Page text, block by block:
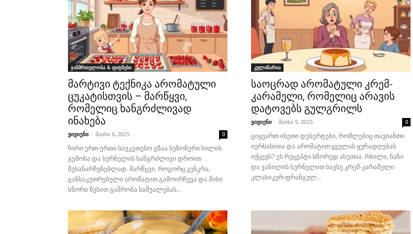
ჯანმრთელობა & ფიტნესი
მარტივი ტექნიკა არომატული
ცუკატისთვის – მარწყვი,
რომელიც ხანგრძლივად
ინახება
ვივიენი - მაისი 6, 2025 0
ჩირი ერთ-ერთი საუკეთესო გზაა სეზონური ხილის
გემოსა და სურნელის ხანგრძლივი დროით
შესანარჩუნებლად. მარწყვი, როგორც კენკრა,
განსაკუთრებული არომატით გამოირჩევა და მისი
სწორი წესით გაშრობა საშუალებას...
კულინარია
საოცრად არომატული კრემ-
კარამელი, რომელიც არავის
დატოვებს გულგრილს
ვივიენი - მაისი 5, 2025 0
გიყვართ ისეთი დესერტები, რომლებიც თავიანთი
იერსახითა და არომატით ყველას ყურადღებას
იქცევს? ეს რეცეპტი სწორედ ასეთია. რბილი, ნაზი
და ვანილის სურნელით სავსე კრემ-კარამელი
კლასიკურ ფრანგულ...